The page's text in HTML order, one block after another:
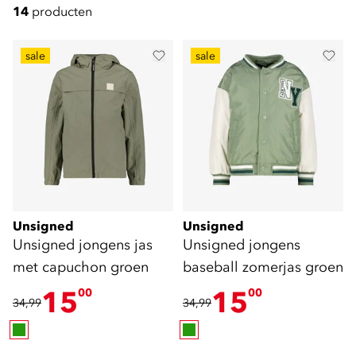
14 producten
sale
Unsigned
Unsigned jongens jas
met capuchon groen
34,991500
sale
Unsigned
Unsigned jongens
baseball zomerjas groen
34,991500